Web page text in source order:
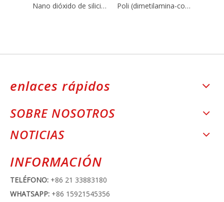
Nano dióxido de silicio Sio2 CAS 7631-86-9 para caucho de silicona Poli (dimetilamina-co-epiclorohidrina-co-etilendiamina) CAS No.:25988-97-0 / 39660-17-8
enlaces rápidos
SOBRE NOSOTROS
NOTICIAS
INFORMACIÓN
TELÉFONO: +86 21 33883180
WHATSAPP: +86 15921545356